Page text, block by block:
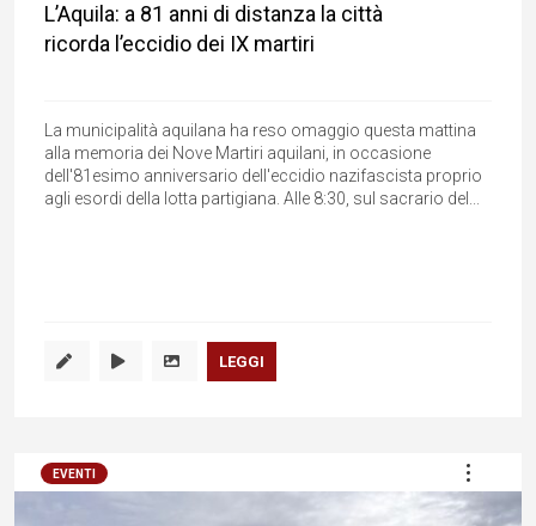
L’Aquila: a 81 anni di distanza la città
ricorda l’eccidio dei IX martiri
La municipalità aquilana ha reso omaggio questa mattina
alla memoria dei Nove Martiri aquilani, in occasione
dell'81esimo anniversario dell'eccidio nazifascista proprio
agli esordi della lotta partigiana. Alle 8:30, sul sacrario del...
LEGGI
EVENTI